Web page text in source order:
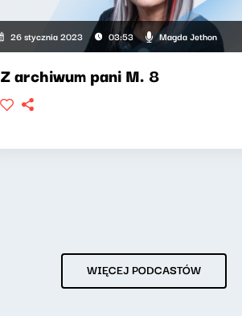
26 stycznia 2023 03:53 Magda Jethon
Z archiwum pani M. 8
WIĘCEJ PODCASTÓW